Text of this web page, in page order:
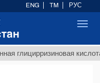
кислота
ENG TM РУС